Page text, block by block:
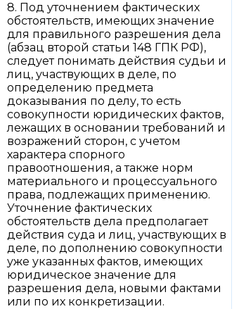
8. Под уточнением фактических
обстоятельств, имеющих значение
для правильного разрешения дела
(абзац второй статьи 148 ГПК РФ),
следует понимать действия судьи и
лиц, участвующих в деле, по
определению предмета
доказывания по делу, то есть
совокупности юридических фактов,
лежащих в основании требований и
возражений сторон, с учетом
характера спорного
правоотношения, а также норм
материального и процессуального
права, подлежащих применению.
Уточнение фактических
обстоятельств дела предполагает
действия суда и лиц, участвующих в
деле, по дополнению совокупности
уже указанных фактов, имеющих
юридическое значение для
разрешения дела, новыми фактами
или по их конкретизации.